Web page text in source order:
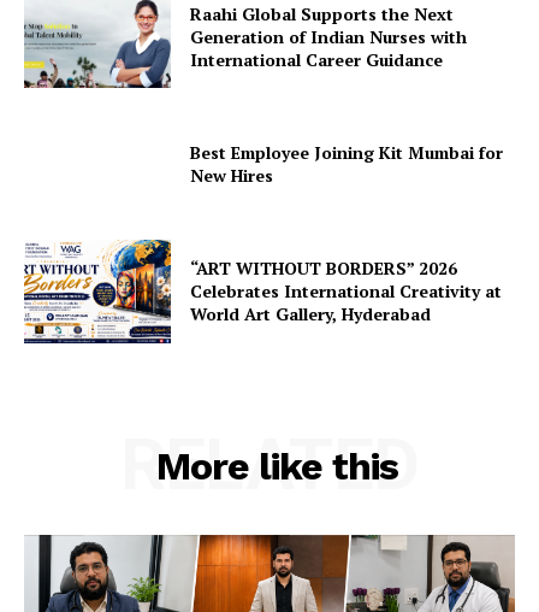
Raahi Global Supports the Next
Generation of Indian Nurses with
International Career Guidance
Best Employee Joining Kit Mumbai for
New Hires
“ART WITHOUT BORDERS” 2026
Celebrates International Creativity at
World Art Gallery, Hyderabad
More like this
RELATED